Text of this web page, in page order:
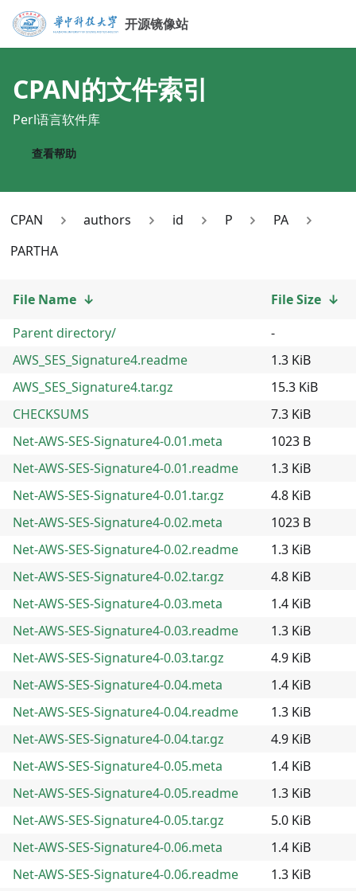
开源镜像站
CPAN的文件索引
Perl语言软件库
查看帮助
CPAN authors id P
PA
PARTHA
File Name ↓ File Size ↓
Parent directory/
-
AWS_SES_Signature4.readme
1.3 KiB
AWS_SES_Signature4.tar.gz
15.3 KiB
CHECKSUMS
7.3 KiB
Net-AWS-SES-Signature4-0.01.meta
1023 B
Net-AWS-SES-Signature4-0.01.readme
1.3 KiB
Net-AWS-SES-Signature4-0.01.tar.gz
4.8 KiB
Net-AWS-SES-Signature4-0.02.meta
1023 B
Net-AWS-SES-Signature4-0.02.readme
1.3 KiB
Net-AWS-SES-Signature4-0.02.tar.gz
4.8 KiB
Net-AWS-SES-Signature4-0.03.meta
1.4 KiB
Net-AWS-SES-Signature4-0.03.readme
1.3 KiB
Net-AWS-SES-Signature4-0.03.tar.gz
4.9 KiB
Net-AWS-SES-Signature4-0.04.meta
1.4 KiB
Net-AWS-SES-Signature4-0.04.readme
1.3 KiB
Net-AWS-SES-Signature4-0.04.tar.gz
4.9 KiB
Net-AWS-SES-Signature4-0.05.meta
1.4 KiB
Net-AWS-SES-Signature4-0.05.readme
1.3 KiB
Net-AWS-SES-Signature4-0.05.tar.gz
5.0 KiB
Net-AWS-SES-Signature4-0.06.meta
1.4 KiB
Net-AWS-SES-Signature4-0.06.readme
1.3 KiB